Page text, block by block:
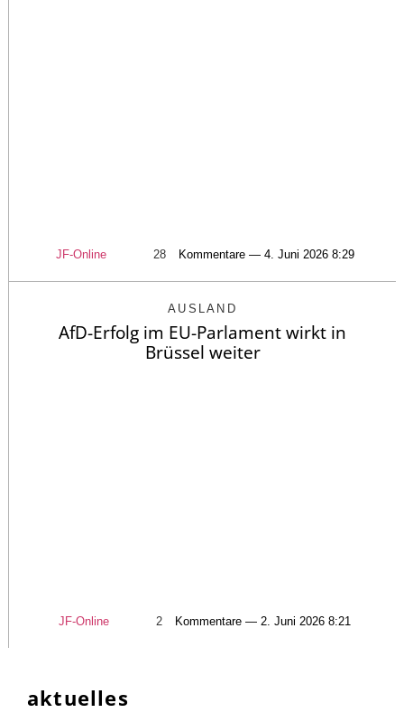
JF-Online 28 Kommentare — 4. Juni 2026 8:29
AUSLAND
AfD-Erfolg im EU-Parlament wirkt in
Brüssel weiter
JF-Online 2 Kommentare — 2. Juni 2026 8:21
aktuelles